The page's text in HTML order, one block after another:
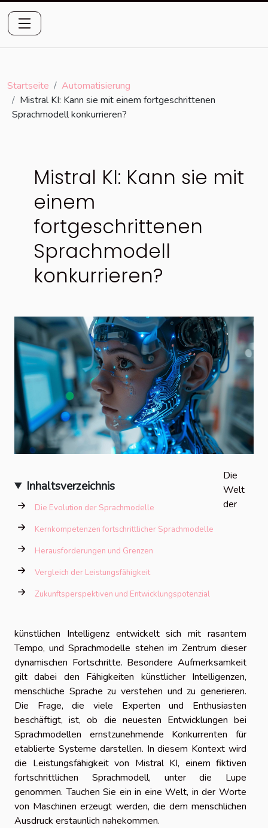
Startseite
Automatisierung
Mistral KI: Kann sie mit einem fortgeschrittenen
Sprachmodell konkurrieren?
Mistral KI: Kann sie mit
einem
fortgeschrittenen
Sprachmodell
konkurrieren?
Inhaltsverzeichnis
Die Evolution der Sprachmodelle
Kernkompetenzen fortschrittlicher Sprachmodelle
Herausforderungen und Grenzen
Vergleich der Leistungsfähigkeit
Zukunftsperspektiven und Entwicklungspotenzial
Die
Welt
der
künstlichen Intelligenz entwickelt sich mit rasantem
Tempo, und Sprachmodelle stehen im Zentrum dieser
dynamischen Fortschritte. Besondere Aufmerksamkeit
gilt dabei den Fähigkeiten künstlicher Intelligenzen,
menschliche Sprache zu verstehen und zu generieren.
Die Frage, die viele Experten und Enthusiasten
beschäftigt, ist, ob die neuesten Entwicklungen bei
Sprachmodellen ernstzunehmende Konkurrenten für
etablierte Systeme darstellen. In diesem Kontext wird
die Leistungsfähigkeit von Mistral KI, einem fiktiven
fortschrittlichen Sprachmodell, unter die Lupe
genommen. Tauchen Sie ein in eine Welt, in der Worte
von Maschinen erzeugt werden, die dem menschlichen
Ausdruck erstaunlich nahekommen.